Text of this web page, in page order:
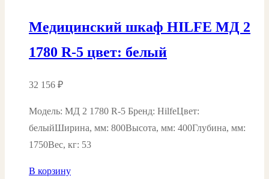
Медицинский шкаф HILFE МД 2
1780 R-5 цвет: белый
32 156 ₽
Модель: МД 2 1780 R-5 Бренд: HilfeЦвет:
белыйШирина, мм: 800Высота, мм: 400Глубина, мм:
1750Вес, кг: 53
В корзину